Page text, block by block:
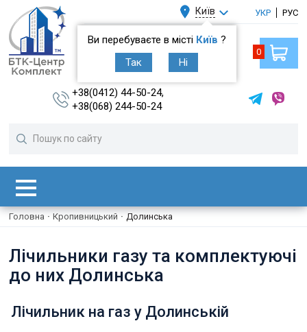
Київ
Ви перебуваєте в місті Київ ?
Так
Ні
УКР РУС
+38(0412) 44-50-24,
+38(068) 244-50-24
0
Головна · Кропивницький · Долинська
Лічильники газу та комплектуючі
до них Долинська
Лічильник на газ у Долинській